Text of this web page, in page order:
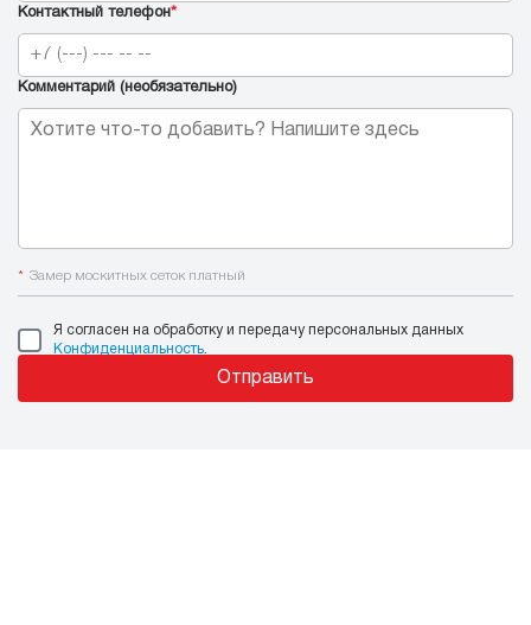
Контактный телефон*
Комментарий (необязательно)
* Замер москитных сеток платный
Я согласен на обработку и передачу персональных данных
Конфиденциальность
Отправить